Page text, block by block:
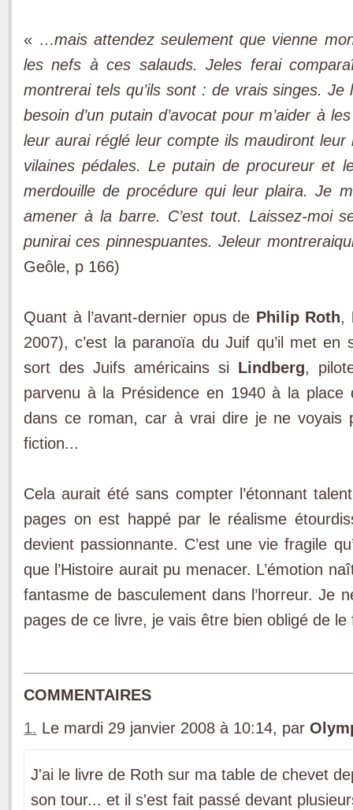
« …mais attendez seulement que vienne
les nefs à ces salauds. Jeles ferai
montrerai tels qu’ils sont : de vrais singes. Je
besoin d’un putain d’avocat pour m’aider à
leur aurai réglé leur compte ils maudiront
vilaines pédales. Le putain de procureur et
merdouille de procédure qui leur plaira. Je
amener à la barre. C’est tout. Laissez-moi
punirai ces pinnespuantes. Jeleur
Geôle, p 166)
Quant à l’avant-dernier opus de Philip Roth,
2007), c’est la paranoïa du Juif qu’il met
sort des Juifs américains si Lindberg,
parvenu à la Présidence en 1940 à la place
dans ce roman, car à vrai dire je ne voyais
fiction...
Cela aurait été sans compter l’étonnant
pages on est happé par le réalisme
devient passionnante. C’est une vie fragile
que l’Histoire aurait pu menacer. L’émotion
fantasme de basculement dans l’horreur. Je
pages de ce livre, je vais être bien obligé de
COMMENTAIRES
1. Le mardi 29 janvier 2008 à 10:14, par
J'ai le livre de Roth sur ma table de chevet
son tour... et il s'est fait passé devant